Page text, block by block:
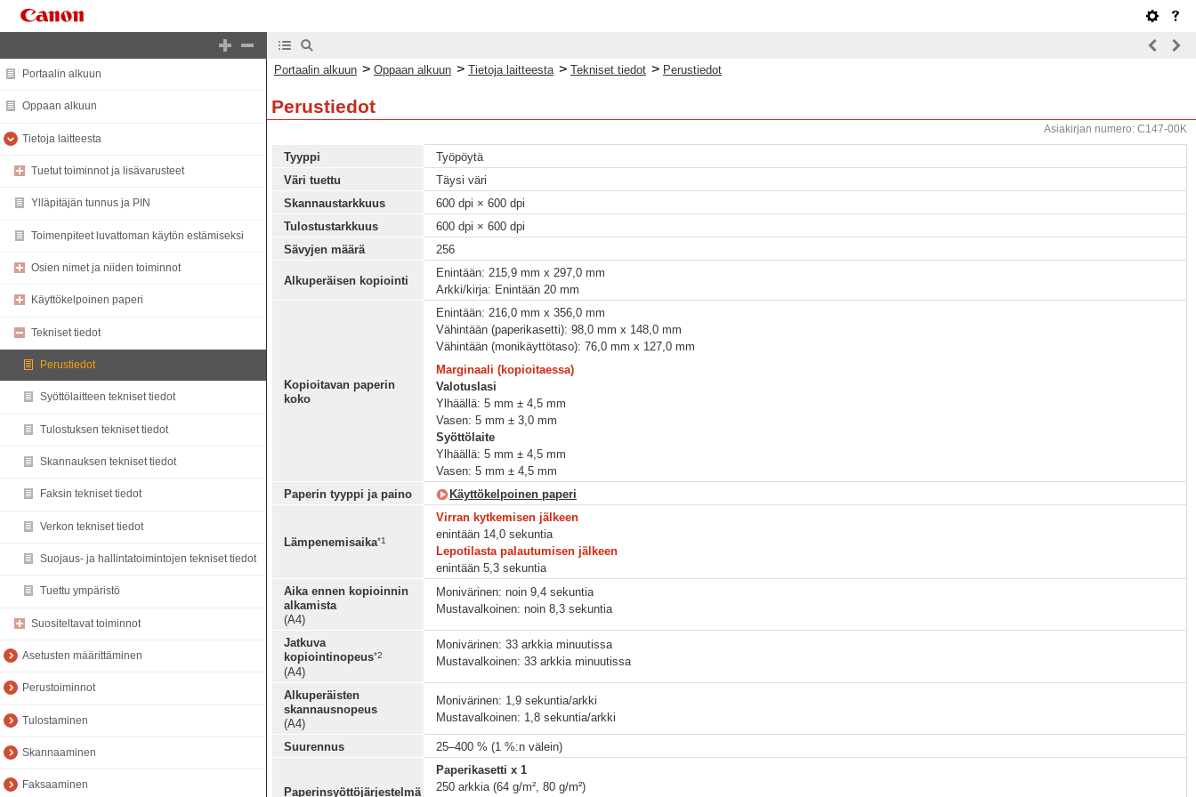
Portaalin alkuun
Oppaan alkuun
Tietoja laitteesta
Tuetut toiminnot ja lisävarusteet
Ylläpitäjän tunnus ja PIN
Toimenpiteet luvattoman käytön estämiseksi
Osien nimet ja niiden toiminnot
Käyttökelpoinen paperi
Tekniset tiedot
Perustiedot
Syöttölaitteen tekniset tiedot
Tulostuksen tekniset tiedot
Skannauksen tekniset tiedot
Faksin tekniset tiedot
Verkon tekniset tiedot
Suojaus- ja hallintatoimintojen tekniset tiedot
Tuettu ympäristö
Suositeltavat toiminnot
Asetusten määrittäminen
Perustoiminnot
Tulostaminen
Skannaaminen
Faksaaminen
Portaalin alkuun > Oppaan alkuun > Tietoja laitteesta > Tekniset tiedot > Perustiedot
Perustiedot
Asiakirjan numero: C147-00K
Tyyppi
Työpöytä
Väri tuettu
Täysi väri
Skannaustarkkuus
600 dpi × 600 dpi
Tulostustarkkuus
600 dpi × 600 dpi
Sävyjen määrä
256
Alkuperäisen kopiointi
Enintään: 215,9 mm x 297,0 mm
Arkki/kirja: Enintään 20 mm
Kopioitavan paperin
koko
Enintään: 216,0 mm x 356,0 mm
Vähintään (paperikasetti): 98,0 mm x 148,0 mm
Vähintään (monikäyttötaso): 76,0 mm x 127,0 mm
Marginaali (kopioitaessa)
Valotuslasi
Ylhäällä: 5 mm ± 4,5 mm
Vasen: 5 mm ± 3,0 mm
Syöttölaite
Ylhäällä: 5 mm ± 4,5 mm
Vasen: 5 mm ± 4,5 mm
Paperin tyyppi ja paino
Käyttökelpoinen paperi
Lämpenemisaika*1
Virran kytkemisen jälkeen
enintään 14,0 sekuntia
Lepotilasta palautumisen jälkeen
enintään 5,3 sekuntia
Aika ennen kopioinnin
alkamista
(A4)
Monivärinen: noin 9,4 sekuntia
Mustavalkoinen: noin 8,3 sekuntia
Jatkuva
kopiointinopeus*2
(A4)
Monivärinen: 33 arkkia minuutissa
Mustavalkoinen: 33 arkkia minuutissa
Alkuperäisten
skannausnopeus
(A4)
Monivärinen: 1,9 sekuntia/arkki
Mustavalkoinen: 1,8 sekuntia/arkki
Suurennus 25–400 % (1 %:n välein)
Paperinsyöttöjärjestelmä
Paperikasetti x 1
250 arkkia (64 g/m², 80 g/m²)